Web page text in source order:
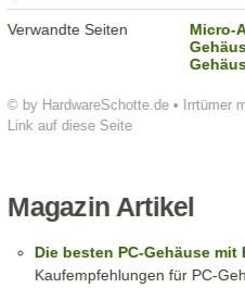
© by HardwareSchotte.de • Irrtümer
Link auf diese Seite
Verwandte Seiten Micro-
Magazin Artikel
Die besten PC-Gehäuse mit
Kaufempfehlungen für PC-